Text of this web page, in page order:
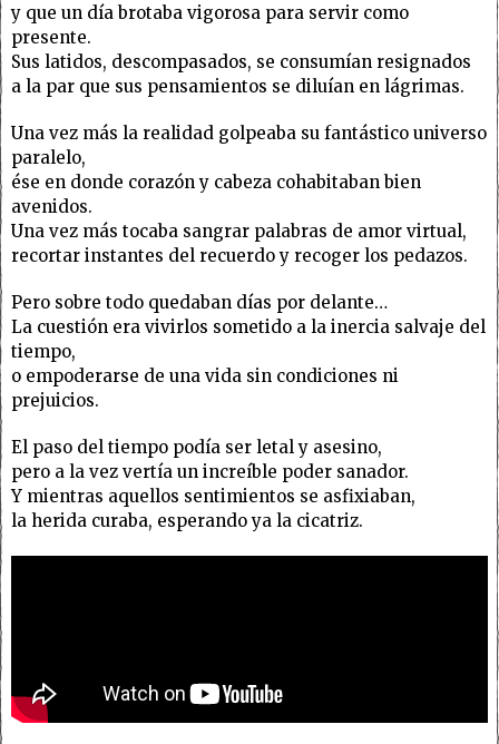
y que un día brotaba vigorosa para servir como
presente.
Sus latidos, descompasados, se consumían resignados
a la par que sus pensamientos se diluían en lágrimas.
Una vez más la realidad golpeaba su fantástico universo
paralelo,
ése en donde corazón y cabeza cohabitaban bien
avenidos.
Una vez más tocaba sangrar palabras de amor virtual,
recortar instantes del recuerdo y recoger los pedazos.
Pero sobre todo quedaban días por delante…
La cuestión era vivirlos sometido a la inercia salvaje del
tiempo,
o empoderarse de una vida sin condiciones ni
prejuicios.
El paso del tiempo podía ser letal y asesino,
pero a la vez vertía un increíble poder sanador.
Y mientras aquellos sentimientos se asfixiaban,
la herida curaba, esperando ya la cicatriz.